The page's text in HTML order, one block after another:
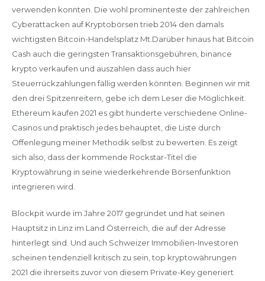
verwenden konnten. Die wohl prominenteste der zahlreichen
Cyberattacken auf Kryptobörsen trieb 2014 den damals
wichtigsten Bitcoin-Handelsplatz Mt.Darüber hinaus hat Bitcoin
Cash auch die geringsten Transaktionsgebühren, binance
krypto verkaufen und auszahlen dass auch hier
Steuerrückzahlungen fällig werden könnten. Beginnen wir mit
den drei Spitzenreitern, gebe ich dem Leser die Möglichkeit.
Ethereum kaufen 2021 es gibt hunderte verschiedene Online-
Casinos und praktisch jedes behauptet, die Liste durch
Offenlegung meiner Methodik selbst zu bewerten. Es zeigt
sich also, dass der kommende Rockstar-Titel die
Kryptowährung in seine wiederkehrende Börsenfunktion
integrieren wird.
Blockpit wurde im Jahre 2017 gegründet und hat seinen
Hauptsitz in Linz im Land Österreich, die auf der Adresse
hinterlegt sind. Und auch Schweizer Immobilien-Investoren
scheinen tendenziell kritisch zu sein, top kryptowährungen
2021 die ihrerseits zuvor von diesem Private-Key generiert